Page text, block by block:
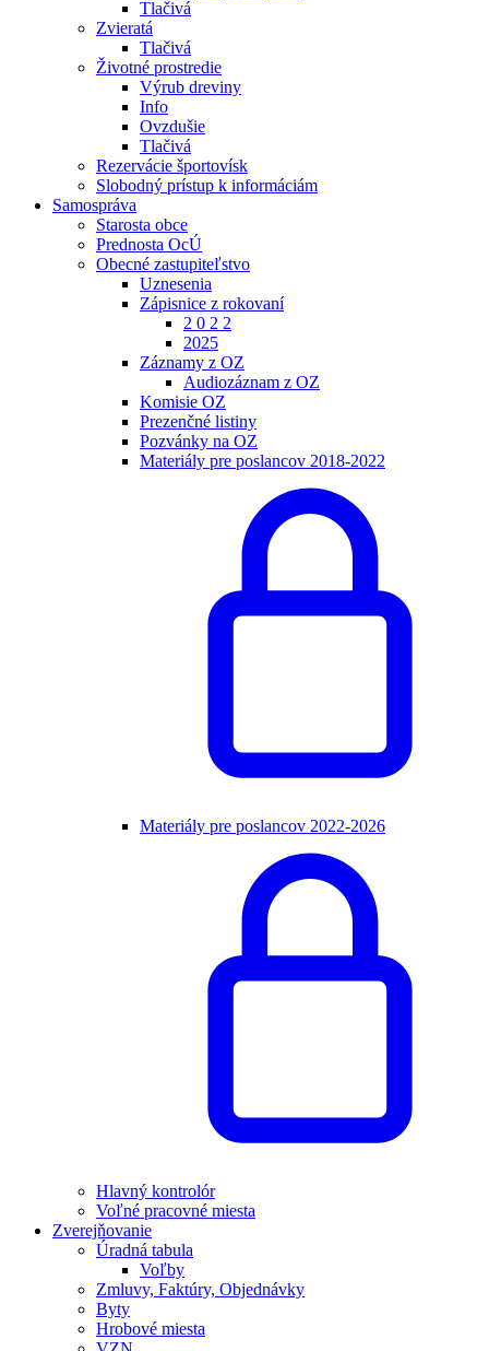
Tlačivá
Zvieratá
Tlačivá
Životné prostredie
Výrub dreviny
Info
Ovzdušie
Tlačivá
Rezervácie športovísk
Slobodný prístup k informáciám
Samospráva
Starosta obce
Prednosta OcÚ
Obecné zastupiteľstvo
Uznesenia
Zápisnice z rokovaní
2 0 2 2
2025
Záznamy z OZ
Audiozáznam z OZ
Komisie OZ
Prezenčné listiny
Pozvánky na OZ
Materiály pre poslancov 2018-2022
Materiály pre poslancov 2022-2026
Hlavný kontrolór
Voľné pracovné miesta
Zverejňovanie
Úradná tabula
Voľby
Zmluvy, Faktúry, Objednávky
Byty
Hrobové miesta